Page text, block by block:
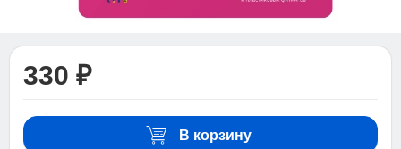
330 ₽
В корзину